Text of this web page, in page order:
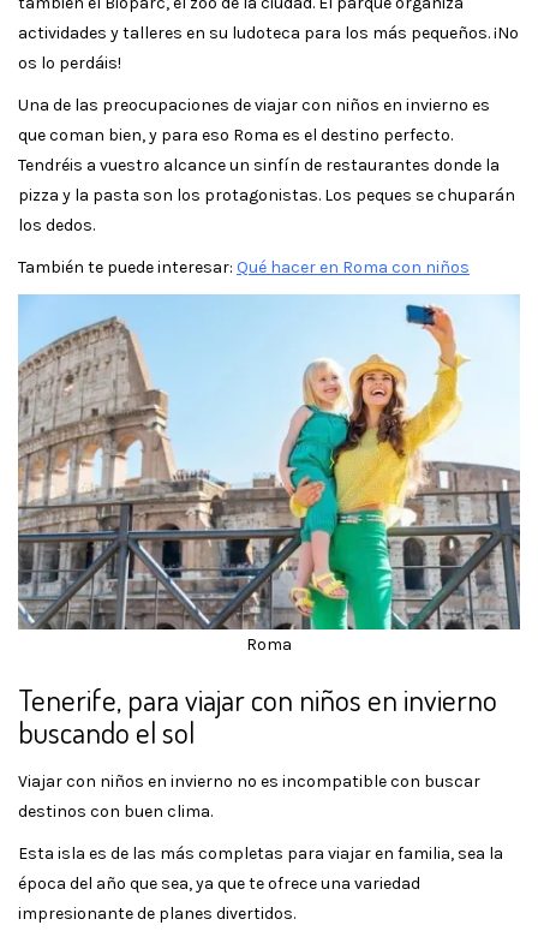
actividades y talleres en su ludoteca para los más pequeños. ¡No
os lo perdáis!
Una de las preocupaciones de viajar con niños en invierno es
que coman bien, y para eso Roma es el destino perfecto.
Tendréis a vuestro alcance un sinfín de restaurantes donde la
pizza y la pasta son los protagonistas. Los peques se chuparán
los dedos.
También te puede interesar: Qué hacer en Roma con niños
Roma
Tenerife, para viajar con niños en invierno
buscando el sol
Viajar con niños en invierno no es incompatible con buscar
destinos con buen clima.
Esta isla es de las más completas para viajar en familia, sea la
época del año que sea, ya que te ofrece una variedad
impresionante de planes divertidos.